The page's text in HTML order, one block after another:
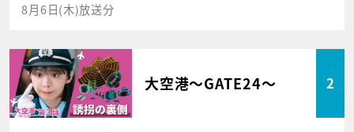
8月6日(木)放送分
大空港～GATE24～ 2